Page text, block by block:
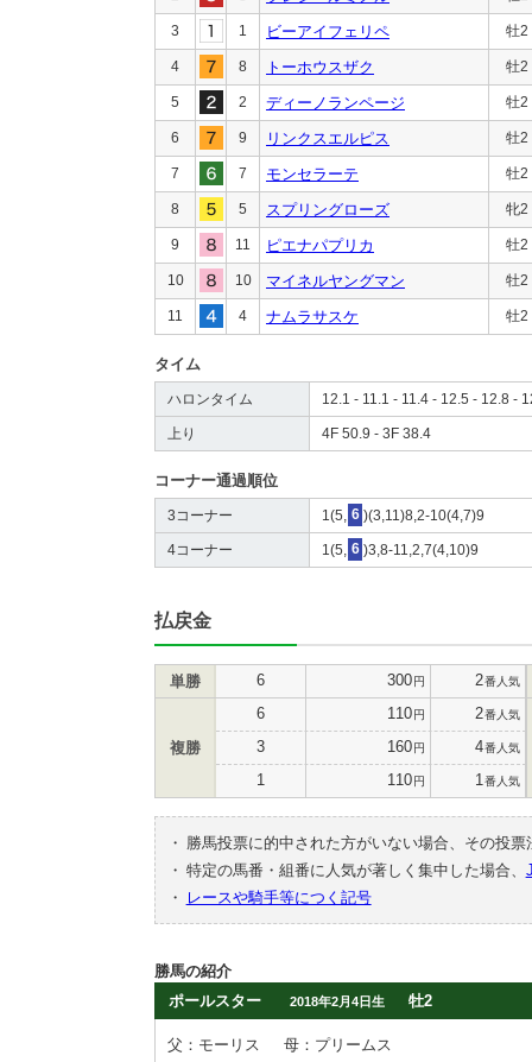
3 1 ビーアイフェリペ 牡2
4 8 トーホウスザク 牡2
5 2 ディーノランページ 牡2
6 9 リンクスエルピス 牡2
7 7 モンセラーテ 牡2
8 5 スプリングローズ 牝2
9 11 ピエナパプリカ 牡2
10 10 マイネルヤングマン 牡2
11 4 ナムラサスケ 牡2
タイム
ハロンタイム 12.1 - 11.1 - 11.4 - 12.5 - 12.8 -
上り 4F 50.9 - 3F 38.4
コーナー通過順位
3コーナー 1(5, 6 )(3,11)8,2-10(4,7)9
4コーナー 1(5, 6 )3,8-11,2,7(4,10)9
払戻金
単勝 6 300円 2番人気
複勝
6 110円 2番人気
3 160円 4番人気
1 110円 1 番人気
・
勝馬投票に的中された方がいない場合、その投
・ 特定の馬番・組番に人気が著しく集中した場合、
・
レースや騎手等につく記号
勝馬の紹介
ポールスター
2018年2月4日生 牡2
父：モーリス
母：プリームス